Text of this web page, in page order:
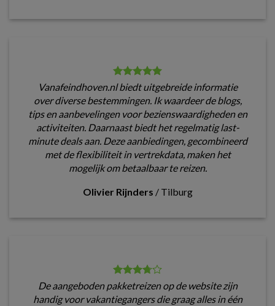
Vanafeindhoven.nl biedt uitgebreide informatie
over diverse bestemmingen. Ik waardeer de blogs,
tips en aanbevelingen voor bezienswaardigheden en
activiteiten. Daarnaast biedt het regelmatig last-
minute deals aan. Deze aanbiedingen, gecombineerd
met de flexibiliteit in vertrekdata, maken het
mogelijk om betaalbaar te reizen.
Olivier Rijnders / Tilburg
De aangeboden pakketreizen op de website zijn
handig voor vakantiegangers die graag alles in één